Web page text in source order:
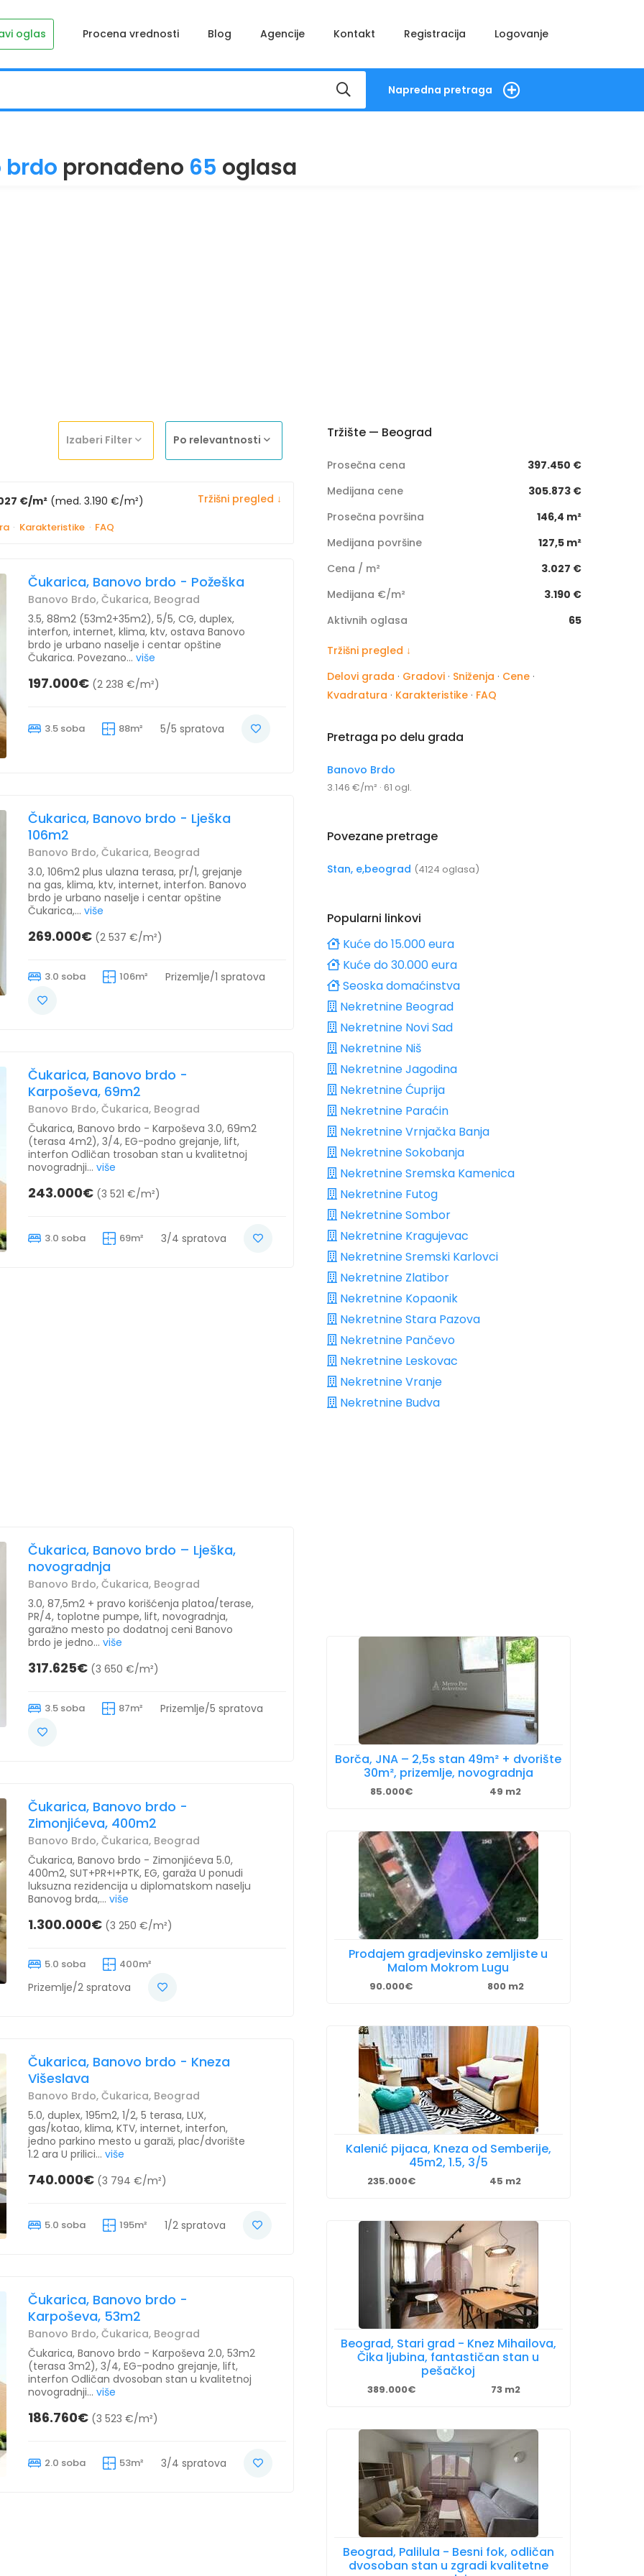
oglas Procena vrednosti Blog Agencije Kontakt Registracija Logovanje
Napredna pretraga
brdo pronađeno 65 oglasa
Izaberi Filter Po relevantnosti
€/m² (med. 3.190 €/m²) Tržišni pregled ↓
· Karakteristike · FAQ
Čukarica, Banovo brdo - Požeška
Banovo Brdo, Čukarica, Beograd
3.5, 88m2 (53m2+35m2), 5/5, CG, duplex,
interfon, internet, klima, ktv, ostava Banovo
brdo je urbano naselje i centar opštine
Čukarica. Povezano... više
197.000€ (2 238 €/m²)
3.5 soba 88m² 5/5 spratova
Čukarica, Banovo brdo - Lješka
106m2
Banovo Brdo, Čukarica, Beograd
3.0, 106m2 plus ulazna terasa, pr/1, grejanje
na gas, klima, ktv, internet, interfon. Banovo
brdo je urbano naselje i centar opštine
Čukarica,... više
269.000€ (2 537 €/m²)
3.0 soba 106m² Prizemlje/1 spratova
Čukarica, Banovo brdo -
Karpoševa, 69m2
Banovo Brdo, Čukarica, Beograd
Čukarica, Banovo brdo - Karpoševa 3.0, 69m2
(terasa 4m2), 3/4, EG-podno grejanje, lift,
interfon Odličan trosoban stan u kvalitetnoj
novogradnji... više
243.000€ (3 521 €/m²)
3.0 soba 69m² 3/4 spratova
Čukarica, Banovo brdo – Lješka,
novogradnja
Banovo Brdo, Čukarica, Beograd
3.0, 87,5m2 + pravo korišćenja platoa/terase,
PR/4, toplotne pumpe, lift, novogradnja,
garažno mesto po dodatnoj ceni Banovo
brdo je jedno... više
317.625€ (3 650 €/m²)
3.5 soba 87m² Prizemlje/5 spratova
Čukarica, Banovo brdo -
Zimonjićeva, 400m2
Banovo Brdo, Čukarica, Beograd
Čukarica, Banovo brdo - Zimonjićeva 5.0,
400m2, SUT+PR+I+PTK, EG, garaža U ponudi
luksuzna rezidencija u diplomatskom naselju
Banovog brda,... više
1.300.000€ (3 250 €/m²)
5.0 soba 400m²
Prizemlje/2 spratova
Čukarica, Banovo brdo - Kneza
Višeslava
Banovo Brdo, Čukarica, Beograd
5.0, duplex, 195m2, 1/2, 5 terasa, LUX,
gas/kotao, klima, KTV, internet, interfon,
jedno parkino mesto u garaži, plac/dvorište
1.2 ara U prilici... više
740.000€ (3 794 €/m²)
5.0 soba 195m² 1/2 spratova
Čukarica, Banovo brdo -
Karpoševa, 53m2
Banovo Brdo, Čukarica, Beograd
Čukarica, Banovo brdo - Karpoševa 2.0, 53m2
(terasa 3m2), 3/4, EG-podno grejanje, lift,
interfon Odličan dvosoban stan u kvalitetnoj
novogradnji... više
186.760€ (3 523 €/m²)
2.0 soba 53m² 3/4 spratova
Tržište — Beograd
Prosečna cena
397.450 €
Medijana cene
305.873 €
Prosečna površina
146,4 m²
Medijana površine
127,5 m²
Cena / m²
3.027 €
Medijana €/m²
3.190 €
Aktivnih oglasa
65
Tržišni pregled ↓
Delovi grada · Gradovi · Sniženja · Cene ·
Kvadratura · Karakteristike · FAQ
Pretraga po delu grada
Banovo Brdo
3.146 €/m² · 61 ogl.
Povezane pretrage
Stan, e,beograd (4124 oglasa)
Popularni linkovi
Kuće do 15.000 eura
Kuće do 30.000 eura
Seoska domaćinstva
Nekretnine Beograd
Nekretnine Novi Sad
Nekretnine Niš
Nekretnine Jagodina
Nekretnine Ćuprija
Nekretnine Paraćin
Nekretnine Vrnjačka Banja
Nekretnine Sokobanja
Nekretnine Sremska Kamenica
Nekretnine Futog
Nekretnine Sombor
Nekretnine Kragujevac
Nekretnine Sremski Karlovci
Nekretnine Zlatibor
Nekretnine Kopaonik
Nekretnine Stara Pazova
Nekretnine Pančevo
Nekretnine Leskovac
Nekretnine Vranje
Nekretnine Budva
Borča, JNA – 2,5s stan 49m² + dvorište
30m², prizemlje, novogradnja
85.000€ 49 m2
Prodajem gradjevinsko zemljiste u
Malom Mokrom Lugu
90.000€ 800 m2
Kalenić pijaca, Kneza od Semberije,
45m2, 1.5, 3/5
235.000€ 45 m2
Beograd, Stari grad - Knez Mihailova,
Čika ljubina, fantastičan stan u
pešačkoj
389.000€ 73 m2
Beograd, Palilula - Besni fok, odličan
dvosoban stan u zgradi kvalitetne